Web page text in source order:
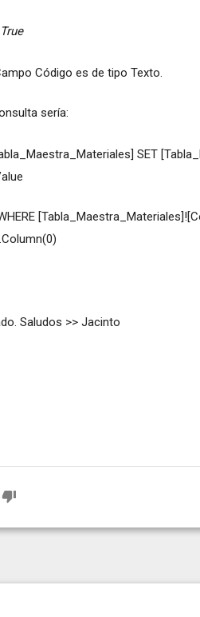
Código es de tipo Texto.
sería:
SET
Saludos >> Jacinto